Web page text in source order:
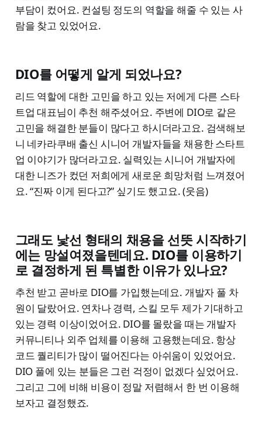
부담이 컸어요. 컨설팅 정도의 역할을 해줄 수 있는 사
람을 찾고 있었어요.
DIO를 어떻게 알게 되었나요?
리드 역할에 대한 고민을 하고 있는 저에게 다른 스타
트업 대표님이 추천 해주셨어요. 주변에 DIO로 같은
고민을 해결한 분들이 많다고 하시더라고요. 검색해보
니 네카라쿠배 출신 시니어 개발자들을 채용한 스타트
업 이야기가 많더라고요. 실력있는 시니어 개발자에
대한 니즈가 컸던 저희에게 새로운 희망처럼 느껴졌어
요. “진짜 이게 된다고?” 싶기도 했고요. (웃음)
그래도 낯선 형태의 채용을 선뜻 시작하기
에는 망설여졌을텐데요. DIO를 이용하기
로 결정하게 된 특별한 이유가 있나요?
추천 받고 곧바로 DIO를 가입했는데요. 개발자 풀 차
원이 달랐어요. 연차나 경력, 스킬 모두 제가 기대하고
있는 경력 이상이었어요. DIO를 몰랐을 때는 개발자
커뮤니티나 외주 업체를 이용해 고용했는데요. 항상
코드 퀄리티가 많이 떨어진다는 아쉬움이 있었어요.
DIO 풀에 있는 분들은 그런 걱정이 없겠다 싶었어요.
그리고 그에 비해 비용이 정말 저렴해서 한 번 이용해
보자고 결정했죠.